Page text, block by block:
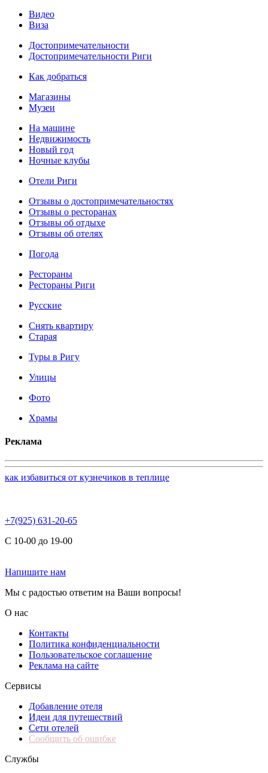
Видео
Виза
Достопримечательности
Достопримечательности Риги
Как добраться
Магазины
Музеи
На машине
Недвижимость
Новый год
Ночные клубы
Отели Риги
Отзывы о достопримечательностях
Отзывы о ресторанах
Отзывы об отдыхе
Отзывы об отелях
Погода
Рестораны
Рестораны Риги
Русские
Снять квартиру
Старая
Туры в Ригу
Улицы
Фото
Храмы
Реклама
как избавиться от кузнечиков в теплице
+7(925) 631-20-65
С 10-00 до 19-00
Напишите нам
Мы с радостью ответим на Ваши вопросы!
О нас
Контакты
Политика конфиденциальности
Пользовательское соглашение
Реклама на сайте
Сервисы
Добавление отеля
Идеи для путешествий
Сети отелей
Сообщить об ошибке
Службы